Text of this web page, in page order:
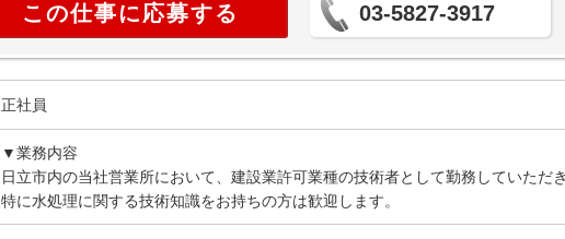
この仕事に応募する 03-5827-3917
正社員
▼業務内容
日立市内の当社営業所において、建設業許可業種の技術者として勤務していただ
特に水処理に関する技術知識をお持ちの方は歓迎します。